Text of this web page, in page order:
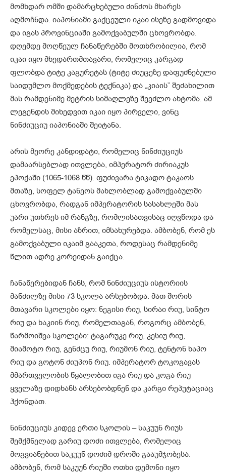
მომხდარ ომში დამარცხებული ძინძოს მხარეს
აღმოჩნდა. იაპონიაში გაქცეული იკაი ისეზე გადმოვიდა
და იგას პროვინციაში გამოქვაბულში ცხოვრობდა.
დღემდე მოღწეულ ჩანაწერებში მოთხრობილია, რომ
იკაი იყო მხედართმთავარი, რომელიც კარგად
ფლობდა ტიტე კაგურეტას (ტიტე ძიუცეზე დაფუძნებული
საიდუმლო მოქმედების ტექნიკა) და „კიაის” შეძახილით
მას რამდენიმე მეტრის სიმაღლეზე შეეძლო ახტომა. ამ
ლეგენდის მიხედვით იკაი იყო პირველი, ვინც
ნინძიუციუ იაპონიაში შეიტანა.
არის მეორე კანდიდატი, რომელიც ნინძიუციუს
დამაარსებლად ითვლება, იმპერატორ ძირიაკუს
ეპოქაში (1065-1068 წწ). ფუძივარა ტიკადო ტაკაოს
მთაზე, სოფელ ტანეოს მახლობლად გამოქვაბულში
ცხოვრობდა, რადგან იმპერატორის სასახლეში მას
უარი უთხრეს იმ რანგზე, რომლისათვისაც იღვწოდა და
რომელსაც, მისი აზრით, იმსახურებდა. ამბობენ, რომ ეს
გამოქვაბული იკაიმ გააკეთა, როდესაც რამდენიმე
წლით ადრე კორეიდან გაიქცა.
ჩანაწერებიდან ჩანს, რომ ნინძიუციუს ისტორიის
მანძილზე მისი 73 სკოლა არსებობდა. მათ შორის
მთავარი სკოლები იყო: ნეგისი რიუ, სირაი რიუ, სინტო
რიუ და ხაკიინ რიუ, რომელთაგან, როგორც ამბობენ,
წარმოიშვა სკოლები: ტაგარუკე რიუ, კესიუ რიუ,
მიამოტო რიუ, გენძცუ რიუ, რიუმონ რიუ, ტენტონ ხაპო
რიუ და გოტონ ძიუპონ რიუ. იმპერატორ ტოკოგავას
მმართველობის წყალობით იგა რიუ და კოგა რიუ
ყველაზე დიდხანს არსებობდნენ და კარგი რეპუტაციაც
ჰქონდათ.
ნინძიუციუს კიდევ ერთი სკოლის – საკუუნ რიუს
შემქმნელად გარიუ დოძი ითვლება, რომელიც
მოგვიანებით საკუუნ დოძიმ დროში გააუმჯობესა.
ამბობენ, რომ საკუუნ რიუში ოთხი დემონი იყო